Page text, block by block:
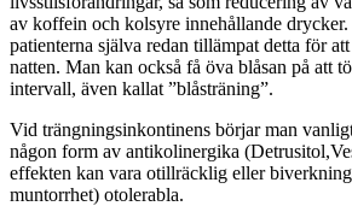
av koffein och kolsyre innehållande
patienterna själva redan tillämpat detta för
natten. Man kan också få öva blåsan på att
intervall, även kallat ”blåsträning”.
Vid trängningsinkontinens börjar man
någon form av antikolinergika
effekten kan vara otillräcklig eller
muntorrhet) otolerabla.